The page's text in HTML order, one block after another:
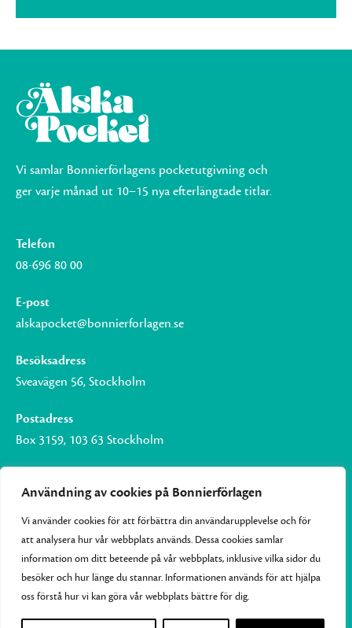
Användning av cookies på Bonnierförlagen
Vi använder cookies för att förbättra din användarupplevelse och för
att analysera hur vår webbplats används. Dessa cookies samlar
information om ditt beteende på vår webbplats, inklusive vilka sidor du
besöker och hur länge du stannar. Informationen används för att hjälpa
oss förstå hur vi kan göra vår webbplats bättre för dig.
Vi samlar Bonnierförlagens pocketutgivning och
ger varje månad ut 10–15 nya efterlängtade titlar.
Telefon
08-696 80 00
E-post
alskapocket@bonnierforlagen.se
Besöksadress
Sveavägen 56, Stockholm
Postadress
Box 3159, 103 63 Stockholm
Om Bonnierförlagen
Cookies
Integritetspolicy